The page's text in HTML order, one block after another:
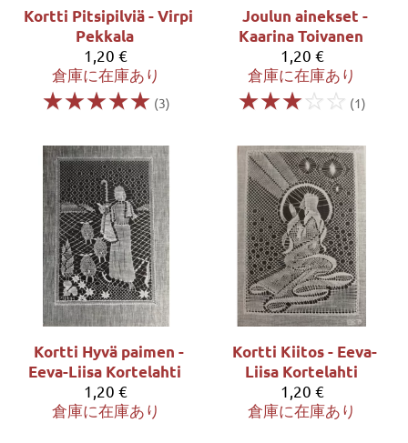
Kortti Pitsipilviä - Virpi
Pekkala
1,20 €
倉庫に在庫あり
☆☆☆☆☆ (3)
Joulun ainekset -
Kaarina Toivanen
1,20 €
倉庫に在庫あり
☆☆☆☆ ☆ (1)
Kortti Hyvä paimen -
Eeva-Liisa Kortelahti
1,20 €
倉庫に在庫あり
Kortti Kiitos - Eeva-
Liisa Kortelahti
1,20 €
倉庫に在庫あり